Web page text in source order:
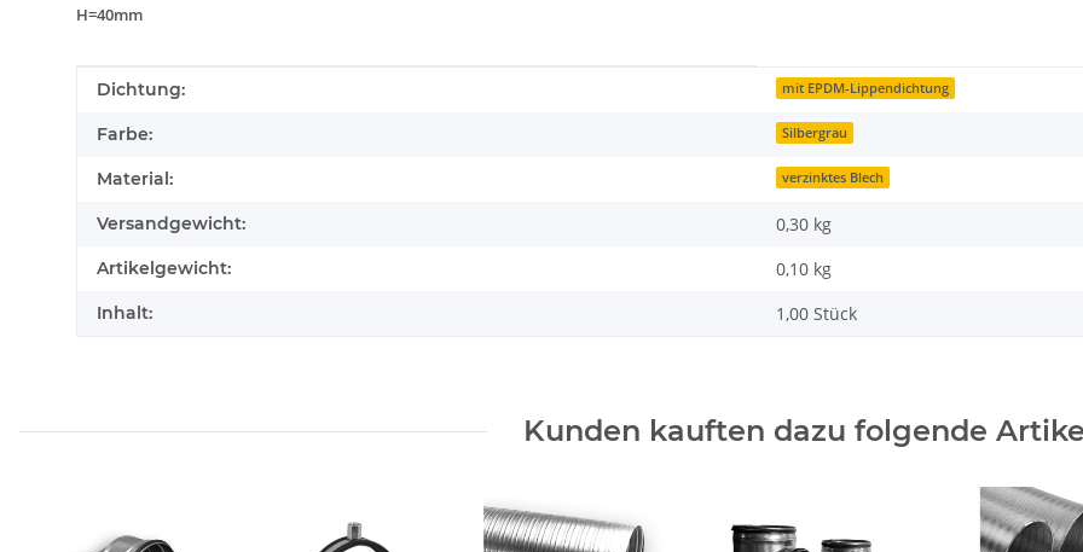
H=40mm
Produkteigenschaft
Wert
Dichtung: mit EPDM-Lippendichtung
Farbe: Silbergrau
Material: verzinktes Blech
Versandgewicht: 0,30 kg
Artikelgewicht: 0,10 kg
Inhalt: 1,00 Stück
Kunden kauften dazu folgende